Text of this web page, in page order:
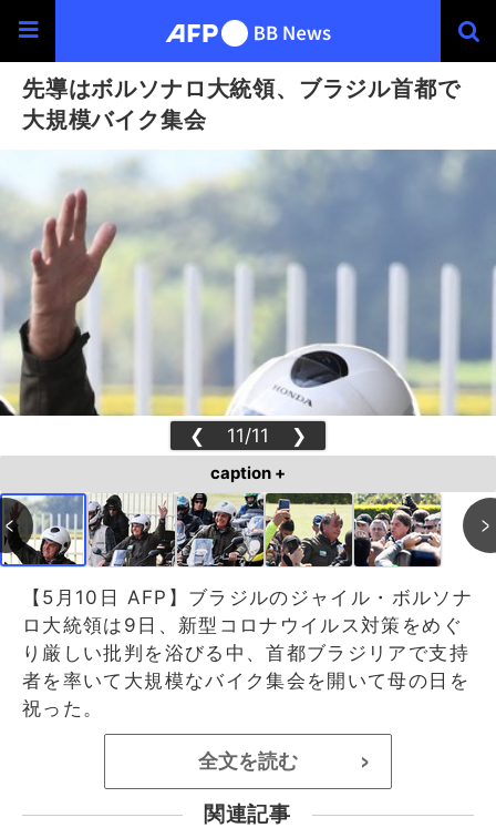
先導はボルソナロ大統領、ブラジル首都で
大規模バイク集会
❮ 11/11 ❯
caption +
【5月10日 AFP】ブラジルのジャイル・ボルソナ
ロ大統領は9日、新型コロナウイルス対策をめぐ
り厳しい批判を浴びる中、首都ブラジリアで支持
者を率いて大規模なバイク集会を開いて母の日を
祝った。
全文を読む >
関連記事